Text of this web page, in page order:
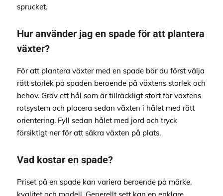
sprucket.
Hur använder jag en spade för att plantera
växter?
För att plantera växter med en spade bör du först välja
rätt storlek på spaden beroende på växtens storlek och
behov. Gräv ett hål som är tillräckligt stort för växtens
rotsystem och placera sedan växten i hålet med rätt
orientering. Fyll sedan hålet med jord och tryck
försiktigt ner för att säkra växten på plats.
Vad kostar en spade?
Priset på en spade kan variera beroende på märke,